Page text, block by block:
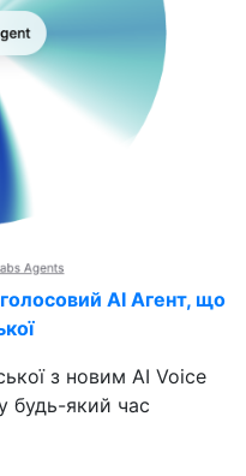
AI Агент, що
з новим AI Voice
будь-який час